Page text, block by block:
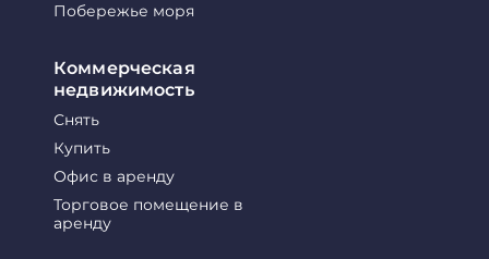
Побережье моря
Коммерческая
недвижимость
Снять
Купить
Офис в аренду
Торговое помещение в
аренду